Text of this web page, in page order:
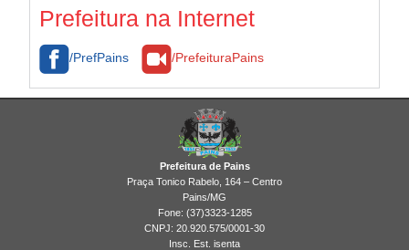
Galeria de Imagens
Prefeitura na Internet
/PrefPains /PrefeituraPains
Prefeitura de Pains
Praça Tonico Rabelo, 164 – Centro
Pains/MG
Fone: (37)3323-1285
CNPJ: 20.920.575/0001-30
Insc. Est. isenta